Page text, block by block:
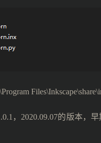
，2020.09.07的版本